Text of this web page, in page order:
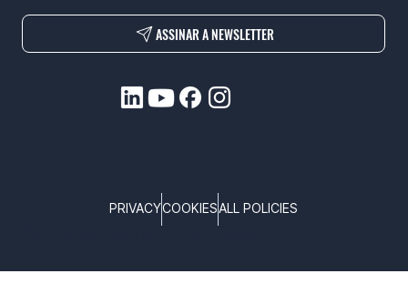
ASSINAR A NEWSLETTER
PRIVACYCOOKIESALL POLICIES